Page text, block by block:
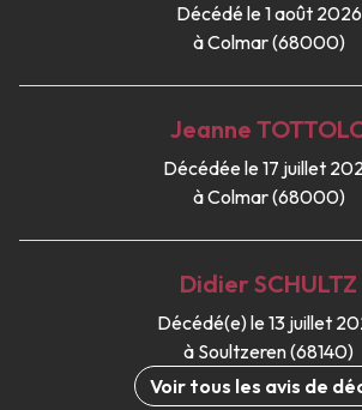
Décédé le 1 août 2026
à Colmar (68000)
Jeanne
Décédée le 17 juillet
à Colmar (68000)
Didier SCHULTZ
Décédé(e) le 13 juillet
à Soultzeren (68140)
Voir tous les avis de